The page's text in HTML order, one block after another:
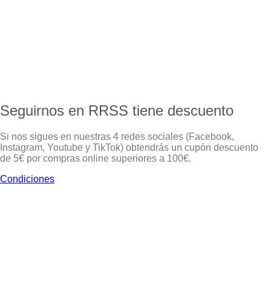
Seguirnos en RRSS tiene descuento
Si nos sigues en nuestras 4 redes sociales (Facebook,
Instagram, Youtube y TikTok) obtendrás un cupón descuento
de 5€ por compras online superiores a 100€.
Condiciones